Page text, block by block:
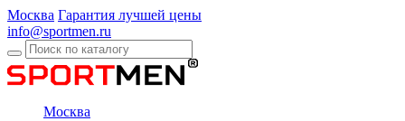
Москва Гарантия лучшей цены
info@sportmen.ru
Москва